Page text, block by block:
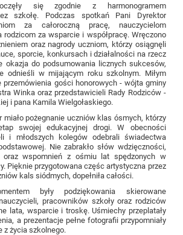
się zgodnie z harmonogramem
szkołę. Podczas spotkań Pani Dyrektor
za całoroczną pracę, nauczycielom
rodzicom za wsparcie i współpracę. Wręczono
oraz nagrody uczniom, którzy osiągnęli
sporcie, konkursach i działalności na rzecz
okazja do podsumowania licznych sukcesów,
odnieśli w mijającym roku szkolnym. Miłym
przemówienia gości honorowych - wójta gminy
Winka oraz przedstawicieli Rady Rodziców -
i pana Kamila Wielgołaskiego.
pożegnanie uczniów klas ósmych, którzy
swojej edukacyjnej drogi. W obecności
i młodszych kolegów odebrali świadectwa
Nie zabrakło słów wdzięczności,
oraz wspomnień z ośmiu lat spędzonych w
Pięknie przygotowana częśc artystyczna przez
kals siódmych, dopełniła całości.
były podziękowania skierowane
pracowników szkoły oraz rodziców
lata, wsparcie i troskę. Uśmiechy przeplatały
a prezentacje pełne fotografii przypomniały
z życia szkolnego.